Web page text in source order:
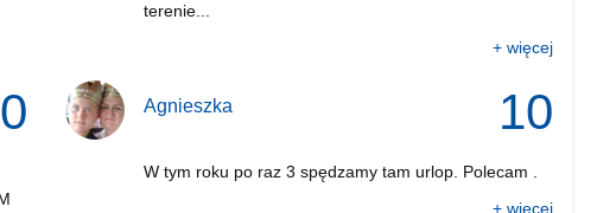
terenie...
+ więcej
10
Agnieszka
W tym roku po raz 3 spędzamy tam urlop. Polecam .
+ więcej